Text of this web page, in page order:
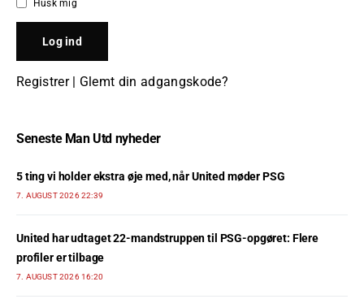
Husk mig
Registrer| Glemt din adgangskode?
Seneste Man Utd nyheder
5 ting vi holder ekstra øje med, når United møder PSG
7. AUGUST 2026 22:39
United har udtaget 22-mandstruppen til PSG-opgøret: Flere
profiler er tilbage
7. AUGUST 2026 16:20